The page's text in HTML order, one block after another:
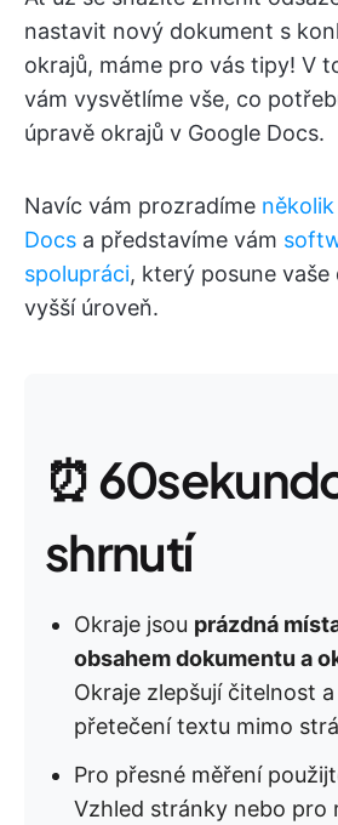
nastavit nový dokument s
okrajů, máme pro vás tipy! V
vám vysvětlíme vše, co
úpravě okrajů v Google Docs.
Navíc vám prozradíme
Docs a představíme vám
spolupráci, který posune
vyšší úroveň.
⏰
shrnutí
Okraje jsou prázdná
obsahem dokumentu a
Okraje zlepšují čitelnost
přetečení textu mimo
Pro přesné měření
Vzhled stránky nebo pro